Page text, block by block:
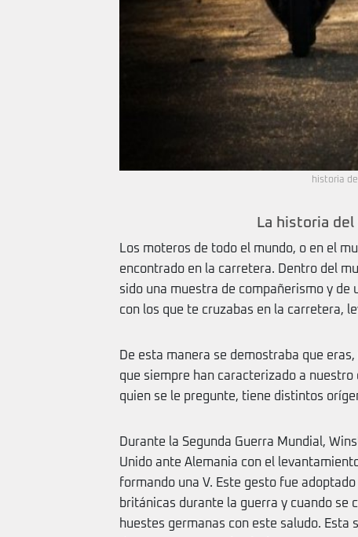
historia
La historia
Los moteros de todo el mundo, o en el
encontrado en la carretera. Dentro del
sido una muestra de compañerismo y de
con los que te cruzabas en la carretera,
De esta manera se demostraba que
que siempre han caracterizado a nuestro
quien se le pregunte, tiene distintos
Durante la Segunda Guerra Mundial,
Unido ante Alemania con el
formando una V. Este gesto fue
británicas durante la guerra y cuando se
huestes germanas con este saludo. Esta